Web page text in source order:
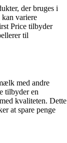
der bruges i
variere
Price tilbyder
til
med andre
tilbyder en
kvaliteten. Dette
at spare penge